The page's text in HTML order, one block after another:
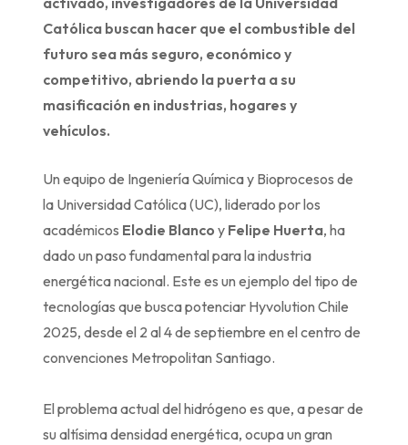
Católica buscan hacer que el combustible del
futuro sea más seguro, económico y
competitivo, abriendo la puerta a su
masificación en industrias, hogares y
vehículos.
Un equipo de Ingeniería Química y Bioprocesos de
la Universidad Católica (UC), liderado por los
académicos Elodie Blanco y Felipe Huerta, ha
dado un paso fundamental para la industria
energética nacional. Este es un ejemplo del tipo de
tecnologías que busca potenciar Hyvolution Chile
2025, desde el 2 al 4 de septiembre en el centro de
convenciones Metropolitan Santiago.
El problema actual del hidrógeno es que, a pesar de
su altísima densidad energética, ocupa un gran